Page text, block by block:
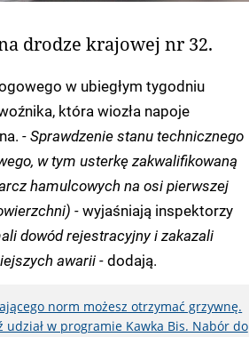
drodze krajowej nr 32.
w ubiegłym tygodniu
która wiozła napoje
- Sprawdzenie stanu technicznego
w tym usterkę zakwalifikowaną
hamulcowych na osi pierwszej
-wyjaśniają inspektorzy
dowód rejestracyjny i zakazali
awarii -dodają.
norm możesz otrzymać grzywnę.
w programie Kawka Bis. Nabór do